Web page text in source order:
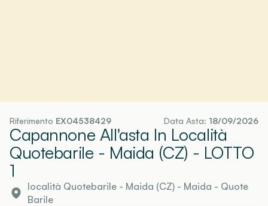
Riferimento EX04538429 Data Asta: 18/09/2026
Capannone All'asta In Località
Quotebarile - Maida (CZ) - LOTTO
1
località Quotebarile - Maida (CZ) - Maida - Quote
Barile